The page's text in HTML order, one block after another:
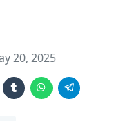
20, 2025